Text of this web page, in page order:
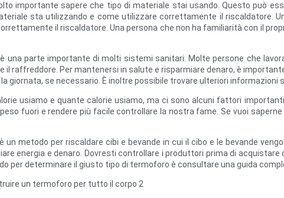
importante sapere che tipo di materiale stai usando. Questo può
sta utilizzando e come utilizzare correttamente il riscaldatore.
il riscaldatore. Una persona che non ha familiarità con il
una parte importante di molti sistemi sanitari. Molte persone che
il raffreddore. Per mantenersi in salute e risparmiare denaro, è
giornata, se necessario. È inoltre possibile trovare ulteriori informazioni
usiamo e quante calorie usiamo, ma ci sono alcuni fattori
fuori e rendere più facile controllare la nostra fame. Se vuoi
un metodo per riscaldare cibi e bevande in cui il cibo e le bevande
energia e denaro. Dovresti controllare i produttori prima di
per determinare il giusto tipo di termoforo è consultare una guida